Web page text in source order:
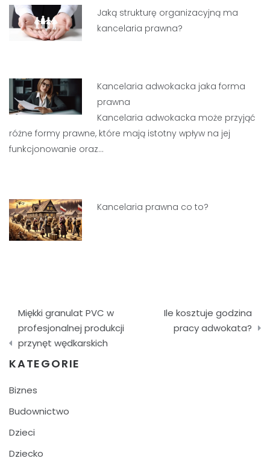
Jaką strukturę organizacyjną ma
kancelaria prawna?
Kancelaria adwokacka jaka forma
prawna
Kancelaria adwokacka może przyjąć
różne formy prawne, które mają istotny wpływ na jej
funkcjonowanie oraz…
Kancelaria prawna co to?
Nawigacja
wpisu
Miękki granulat PVC w
profesjonalnej produkcji
przynęt wędkarskich
Ile kosztuje godzina
pracy adwokata?
KATEGORIE
Biznes
Budownictwo
Dzieci
Dziecko